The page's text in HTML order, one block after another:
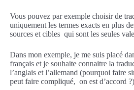
Vous pouvez par exemple choisir de
uniquement les termes exacts en plus
sources et cibles qui sont les seules
Dans mon exemple, je me suis placé
français et je souhaite connaitre la
l’anglais et l’allemand (pourquoi faire
peut faire compliqué, on est d’accord ?)